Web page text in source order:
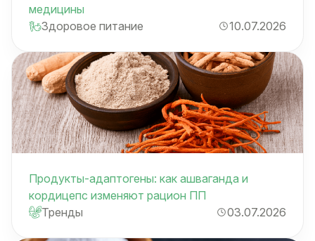
медицины
Здоровое питание
10.07.2026
Продукты-адаптогены: как ашваганда и
кордицепс изменяют рацион ПП
Тренды
03.07.2026